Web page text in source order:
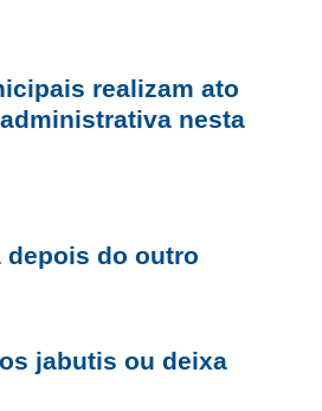
URBANA
DA PROFISSÃO
realizam ato
nesta
depois do outro
jabutis ou deixa